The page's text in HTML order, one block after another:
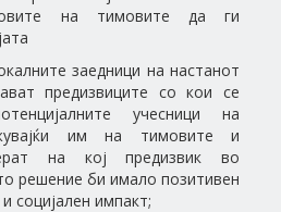
на тимовите да ги
заедници на настанот
предизвиците со кои се
учесници на
им на тимовите и
на кој предизвик во
решение би имало позитивен
социјален импакт;